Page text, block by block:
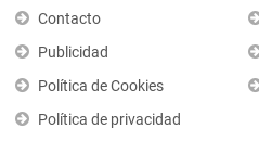
Contacto
Publicidad
Política de Cookies
Política de privacidad